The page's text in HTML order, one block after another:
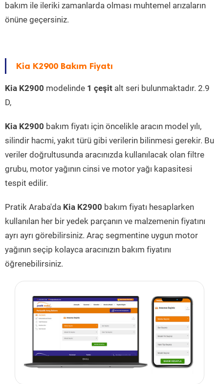
bakım ile ileriki zamanlarda olması muhtemel arızaların
önüne geçersiniz.
Kia K2900 Bakım Fiyatı
Kia K2900 modelinde 1 çeşit alt seri bulunmaktadır. 2.9
D,
Kia K2900 bakım fiyatı için öncelikle aracın model yılı,
silindir hacmi, yakıt türü gibi verilerin bilinmesi gerekir. Bu
veriler doğrultusunda aracınızda kullanılacak olan filtre
grubu, motor yağının cinsi ve motor yağı kapasitesi
tespit edilir.
Pratik Araba'da Kia K2900 bakım fiyatı hesaplarken
kullanılan her bir yedek parçanın ve malzemenin fiyatını
ayrı ayrı görebilirsiniz. Araç segmentine uygun motor
yağının seçip kolayca aracınızın bakım fiyatını
öğrenebilirsiniz.